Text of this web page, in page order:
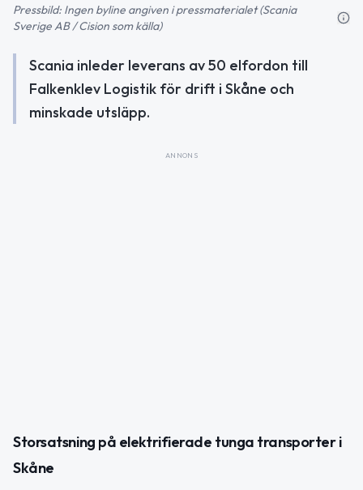
Pressbild: Ingen byline angiven i pressmaterialet (Scania
Sverige AB / Cision som källa)
Scania inleder leverans av 50 elfordon till
Falkenklev Logistik för drift i Skåne och
minskade utsläpp.
ANNONS
Storsatsning på elektrifierade tunga transporter i
Skåne